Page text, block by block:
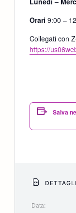
Orari 9:00 –
Collegati con
https://
Salva
DETTAGLI
Data: